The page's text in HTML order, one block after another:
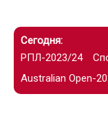
Сегодня:
РПЛ-2023/24
Australian Open-